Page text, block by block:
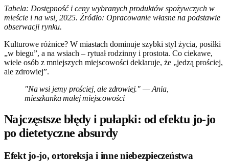
Tabela: Dostępność i ceny wybranych produktów spożywczych w
mieście i na wsi, 2025. Źródło: Opracowanie własne na podstawie
obserwacji rynku.
Kulturowe różnice? W miastach dominuje szybki styl życia, posiłki
„w biegu”, a na wsiach – rytuał rodzinny i prostota. Co ciekawe,
wiele osób z mniejszych miejscowości deklaruje, że „jedzą prościej,
ale zdrowiej”.
"Na wsi jemy prościej, ale zdrowiej." — Ania,
mieszkanka małej miejscowości
Najczęstsze błędy i pułapki: od efektu jo-jo
po dietetyczne absurdy
Efekt jo-jo, ortoreksja i inne niebezpieczeństwa